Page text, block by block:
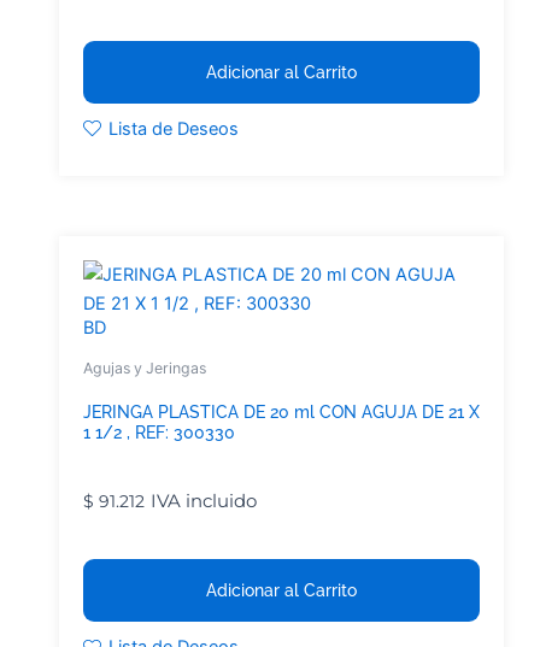
Adicionar al Carrito
Lista de Deseos
BD
Agujas y Jeringas
JERINGA PLASTICA DE 20 ml CON AGUJA DE 21 X
1 1/2 , REF: 300330
$ 91.212 IVA incluido
Adicionar al Carrito